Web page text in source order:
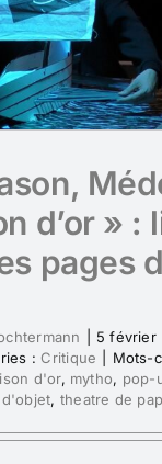
d’or » :
pages
5 février
: Critique Mots-
d'or, mytho, pop-
, theatre de